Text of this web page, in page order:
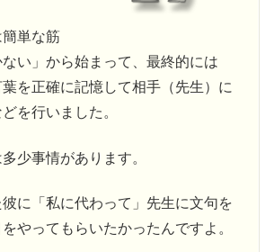
単な筋
い」から始まって、最終的には
葉を正確に記憶して相手（先生）に
を行いました。
少事情があります。
に「私に代わって」先生に文句を
やってもらいたかったんですよ。